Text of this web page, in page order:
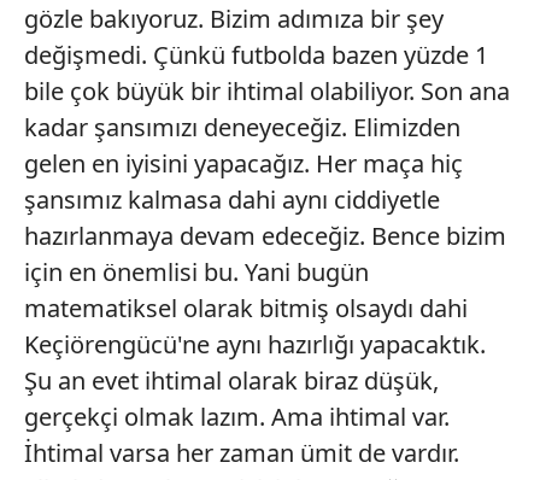
kılınması ve kişiselleştirilmesi ve sizlere yönelik
reklam/pazarlama faaliyetlerinin yapılması, amaçlarıyla
sınırlı olarak açık rızanız dahilinde kullanılacaktır.
Çerezlere ilişkin tercihlerinizi aşağıda yer alan panel
vasıtasıyla belirleyebilirsiniz. Çerezlere ilişkin detaylı bilgi
için Ayarlar butonuna tıklayabilir,
Çerez Bilgilendirme
Metnimizi
6698 sayılı Kişisel Verilerin Korunması Kanunu uyarınca
hazırlanmış Aydınlatma Metnimizi okumak ve sitemizde
ilgili mevzuata uygun olarak kullanılan çerezlerle ilgili bilgi
almak için lütfen
tıklayınız
gözle bakıyoruz. Bizim adımıza bir şey
değişmedi. Çünkü futbolda bazen yüzde 1
bile çok büyük bir ihtimal olabiliyor. Son ana
kadar şansımızı deneyeceğiz. Elimizden
gelen en iyisini yapacağız. Her maça hiç
şansımız kalmasa dahi aynı ciddiyetle
hazırlanmaya devam edeceğiz. Bence bizim
için en önemlisi bu. Yani bugün
matematiksel olarak bitmiş olsaydı dahi
Keçiörengücü'ne aynı hazırlığı yapacaktık.
Şu an evet ihtimal olarak biraz düşük,
gerçekçi olmak lazım. Ama ihtimal var.
İhtimal varsa her zaman ümit de vardır.